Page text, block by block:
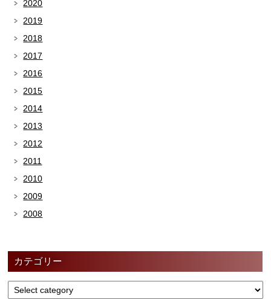
2020
2019
2018
2017
2016
2015
2014
2013
2012
2011
2010
2009
2008
カテゴリー